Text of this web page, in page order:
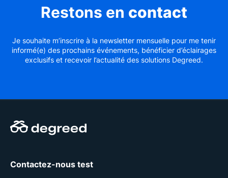
Restons en contact
Je souhaite m’inscrire à la newsletter mensuelle pour me tenir
informé(e) des prochains événements, bénéficier d’éclairages
exclusifs et recevoir l’actualité des solutions Degreed.
Contactez-nous test